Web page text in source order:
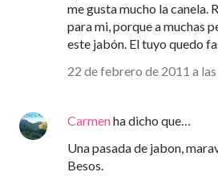
me gusta mucho la canela.
para mi, porque a muchas
este jabón. El tuyo quedo
22 de febrero de 2011 a
Carmenha dicho que…
Una pasada de jabon,
Besos.